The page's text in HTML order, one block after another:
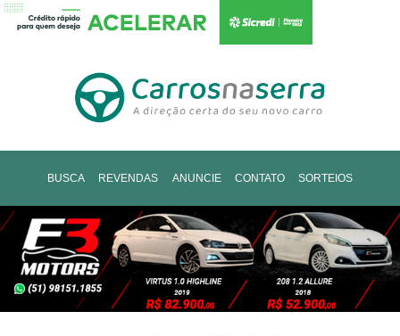
BUSCA REVENDAS ANUNCIE CONTATO SORTEIOS